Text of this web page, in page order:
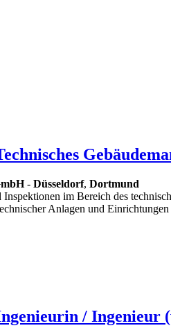
- Düsseldorf, Dortmund
im Bereich des
Anlagen und
/ Ingenieur